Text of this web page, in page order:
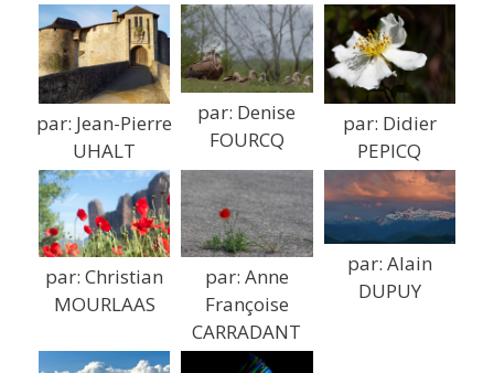
par: Jean-Pierre
UHALT
par: Denise
FOURCQ
par: Didier
PEPICQ
par: Christian
MOURLAAS
par: Anne
Françoise
CARRADANT
par: Alain
DUPUY